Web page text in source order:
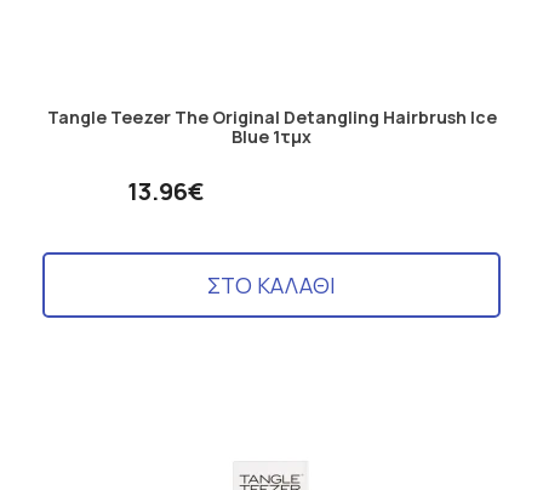
Tangle Teezer The Original Detangling Hairbrush Ice
Blue 1τμχ
13.96€
ΣΤΟ ΚΑΛΑΘΙ